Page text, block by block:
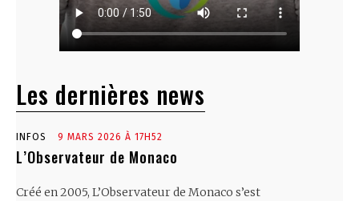
Les dernières news
INFOS 9 MARS 2026 À 17H52
L’Observateur de Monaco
Créé en 2005, L’Observateur de Monaco s’est